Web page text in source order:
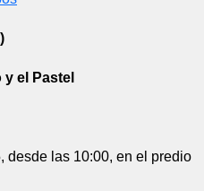
el Pastel
desde las 10:00, en el predio